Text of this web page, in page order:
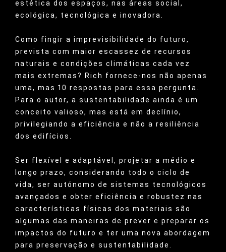
estética dos espaços, nas áreas social,
ecológica, tecnológica e inovadora.
Como fingir a imprevisibilidade do futuro,
prevista com maior escassez de recursos
naturais e condições climáticas cada vez
mais extremas? Rich fornece-nos não apenas
uma, mas 10 respostas para essa pergunta.
Para o autor, a sustentabilidade ainda é um
conceito valioso, mas está em declínio,
privilegiando a eficiência e não a resiliência
dos edifícios.
Ser flexível e adaptável, projetar a médio e
longo prazo, considerando todo o ciclo de
vida, ser autónomo de sistemas tecnológicos
avançados e obter eficiência e robustez nas
características físicas dos materiais são
algumas das maneiras de prever e preparar os
impactos do futuro e ter uma nova abordagem
para preservação e sustentabilidade.